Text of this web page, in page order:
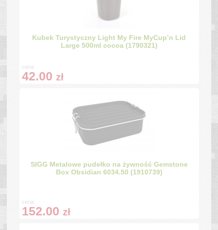
Kubek Turystyczny Light My Fire MyCup’n Lid
Large 500ml cocoa (1790321)
cena:
42.00 zł
SIGG Metalowe pudełko na żywność Gemstone
Box Obsidian 6034.50 (1910739)
cena:
152.00 zł